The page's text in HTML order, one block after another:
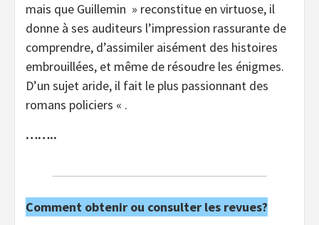
mais que Guillemin » reconstitue en virtuose, il
donne à ses auditeurs l’impression rassurante de
comprendre, d’assimiler aisément des histoires
embrouillées, et même de résoudre les énigmes.
D’un sujet aride, il fait le plus passionnant des
romans policiers « .
……..
Comment obtenir ou consulter les revues?